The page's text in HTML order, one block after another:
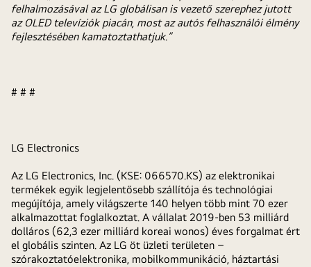
felhalmozásával az LG globálisan is vezető szerephez jutott
az OLED televíziók piacán, most az autós felhasználói élmény
fejlesztésében kamatoztathatjuk.”
# # #
LG Electronics
Az LG Electronics, Inc. (KSE: 066570.KS) az elektronikai
termékek egyik legjelentősebb szállítója és technológiai
megújítója, amely világszerte 140 helyen több mint 70 ezer
alkalmazottat foglalkoztat. A vállalat 2019-ben 53 milliárd
dolláros (62,3 ezer milliárd koreai wonos) éves forgalmat ért
el globális szinten. Az LG öt üzleti területen –
szórakoztatóelektronika, mobilkommunikáció, háztartási